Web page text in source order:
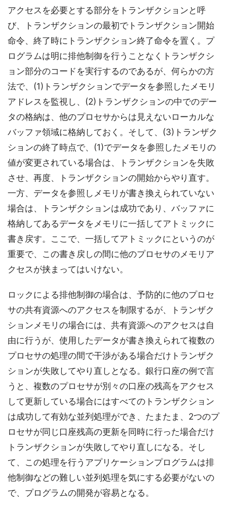
アクセスを必要とする部分をトランザクションと呼
び、トランザクションの最初でトランザクション開始
命令、終了時にトランザクション終了命令を置く。プ
ログラムは明に排他制御を行うことなくトランザクシ
ョン部分のコードを実行するのであるが、何らかの方
法で、(1)トランザクションでデータを参照したメモリ
アドレスを監視し、(2)トランザクションの中でのデー
タの格納は、他のプロセサからは見えないローカルな
バッファ領域に格納しておく。そして、(3)トランザク
ションの終了時点で、(1)でデータを参照したメモリの
値が変更されている場合は、トランザクションを失敗
させ、再度、トランザクションの開始からやり直す。
一方、データを参照しメモリが書き換えられていない
場合は、トランザクションは成功であり、バッファに
格納してあるデータをメモリに一括してアトミックに
書き戻す。ここで、一括してアトミックにというのが
重要で、この書き戻しの間に他のプロセサのメモリア
クセスが挟まってはいけない。
ロックによる排他制御の場合は、予防的に他のプロセ
サの共有資源へのアクセスを制限するが、トランザク
ションメモリの場合には、共有資源へのアクセスは自
由に行うが、使用したデータが書き換えられて複数の
プロセサの処理の間で干渉がある場合だけトランザク
ションが失敗してやり直しとなる。銀行口座の例で言
うと、複数のプロセサが別々の口座の残高をアクセス
して更新している場合にはすべてのトランザクション
は成功して有効な並列処理ができ、たまたま、2つのプ
ロセサが同じ口座残高の更新を同時に行った場合だけ
トランザクションが失敗してやり直しになる。そし
て、この処理を行うアプリケーションプログラムは排
他制御などの難しい並列処理を気にする必要がないの
で、プログラムの開発が容易となる。